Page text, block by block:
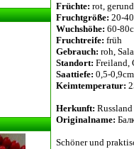
Früchte: rot,
Fruchtgröße: 20-
Wuchshöhe: 60-
Fruchtreife: früh
Gebrauch: roh,
Standort: Freiland,
Saattiefe: 0,5-0,9cm
Keimtemperatur:
Herkunft: Russland
Originalname:
Schöner und